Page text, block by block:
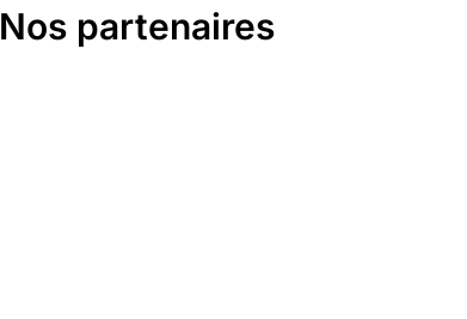
Nos partenaires